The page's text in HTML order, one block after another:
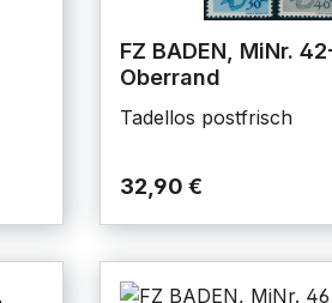
FZ BADEN, MiNr.
Oberrand
Tadellos postfrisch
32,90 €